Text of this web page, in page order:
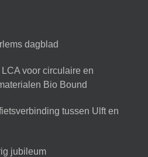
dagblad
voor circulaire en
Bio Bound
tussen Ulft en
jubileum